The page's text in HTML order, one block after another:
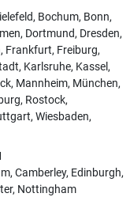
, Bochum, Bonn,
, Dortmund, Dresden,
, Frankfurt, Freiburg,
, Karlsruhe, Kassel,
, Mannheim, München,
, Rostock,
, Wiesbaden,
, Camberley, Edinburgh,
, Nottingham